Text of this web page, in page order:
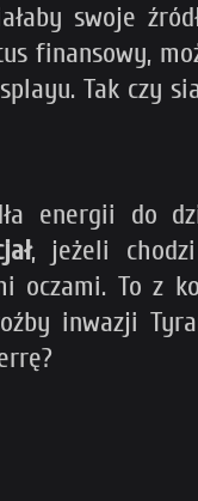
swoje
finansowy,
Tak czy
energii do
, jeżeli
oczami. To z
inwazji